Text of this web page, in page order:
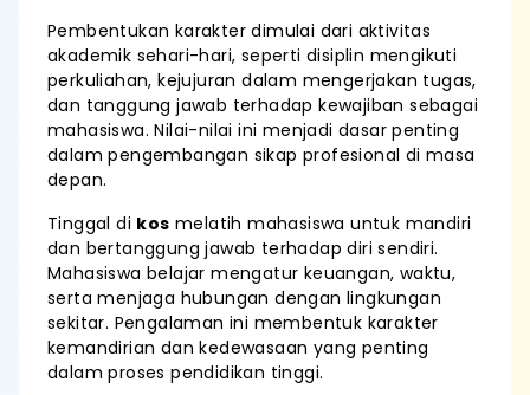
Pembentukan karakter dimulai dari aktivitas
akademik sehari-hari, seperti disiplin mengikuti
perkuliahan, kejujuran dalam mengerjakan tugas,
dan tanggung jawab terhadap kewajiban sebagai
mahasiswa. Nilai-nilai ini menjadi dasar penting
dalam pengembangan sikap profesional di masa
depan.
Tinggal di kos melatih mahasiswa untuk mandiri
dan bertanggung jawab terhadap diri sendiri.
Mahasiswa belajar mengatur keuangan, waktu,
serta menjaga hubungan dengan lingkungan
sekitar. Pengalaman ini membentuk karakter
kemandirian dan kedewasaan yang penting
dalam proses pendidikan tinggi.